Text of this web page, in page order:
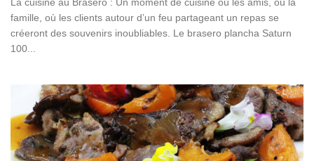
famille, où les clients autour d’un feu partageant un repas se
créeront des souvenirs inoubliables. Le brasero plancha Saturn
100...